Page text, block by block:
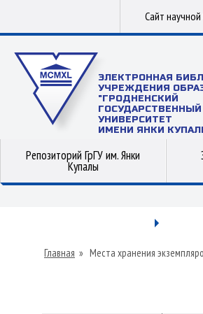
Сайт
ЭЛЕКТРОННАЯ
УЧРЕЖДЕНИЯ
"ГРОДНЕНСКИЙ
ГОСУДАРСТВЕННЫЙ
УНИВЕРСИТЕТ
ИМЕНИ ЯНКИ
Репозиторий ГрГУ им. Янки
Купалы
Главная » Места хранения